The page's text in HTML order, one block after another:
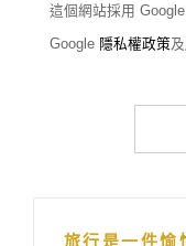
這個網站採用
Google 隱私權政策及
旅行是一件愉